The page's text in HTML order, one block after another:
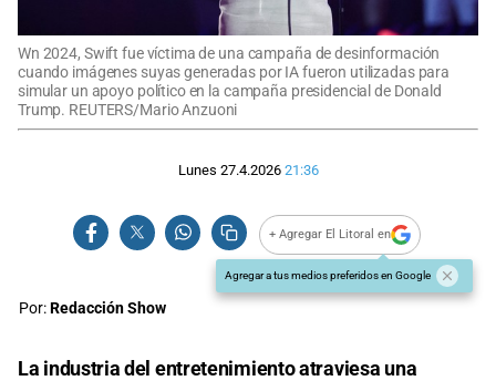
Wn 2024, Swift fue víctima de una campaña de desinformación
cuando imágenes suyas generadas por IA fueron utilizadas para
simular un apoyo político en la campaña presidencial de Donald
Trump. REUTERS/Mario Anzuoni
Lunes 27.4.2026 21:36
+ Agregar El Litoral en
Agregar a tus medios preferidos en Google
Por:Redacción Show
La industria del entretenimiento atraviesa una